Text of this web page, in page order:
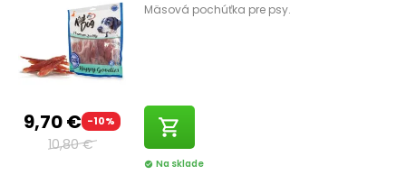
9,70 € -10%
10,80 €
Mäsová pochúťka pre psy.
shopping_cart
check_circle Na sklade